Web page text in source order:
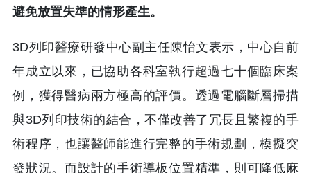
避免放置失準的情形產生。
3D列印醫療研發中心副主任陳怡文表示，中心自前
年成立以來，已協助各科室執行超過七十個臨床案
例，獲得醫病兩方極高的評價。透過電腦斷層掃描
與3D列印技術的結合，不僅改善了冗長且繁複的手
術程序，也讓醫師能進行完整的手術規劃，模擬突
發狀況。而設計的手術導板位置精準，則可降低麻